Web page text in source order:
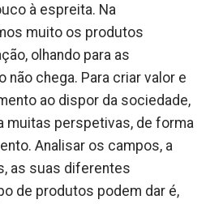
à espreita. Na
muito os produtos
olhando para as
chega. Para criar valor e
ao dispor da sociedade,
muitas perspetivas, de forma
Analisar os campos, a
as suas diferentes
de produtos podem dar é,